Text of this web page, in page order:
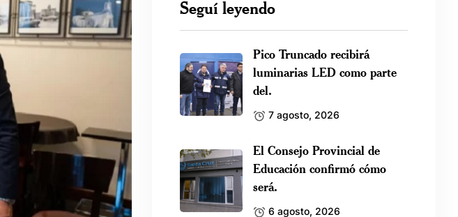
Seguí leyendo
Pico Truncado recibirá
luminarias LED como parte
del.
7 agosto, 2026
El Consejo Provincial de
Educación confirmó cómo
será.
6 agosto, 2026